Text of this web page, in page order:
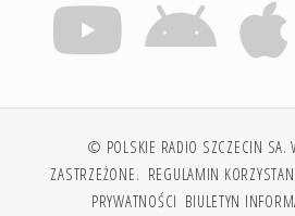
© POLSKIE RADIO SZCZECIN SA.
ZASTRZEŻONE. REGULAMIN
PRYWATNOŚCI BIULETYN